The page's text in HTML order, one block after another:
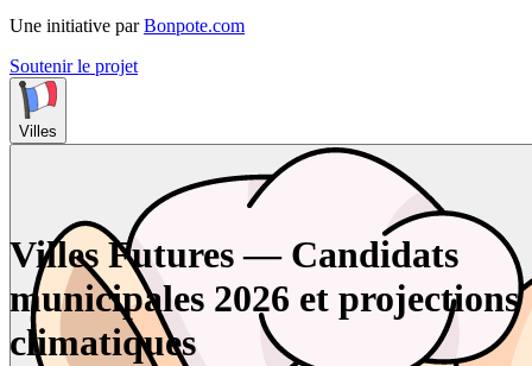
Une initiative par Bonpote.com
Soutenir le projet
Villes
Villes Futures — Candidats
municipales 2026 et projections
climatiques